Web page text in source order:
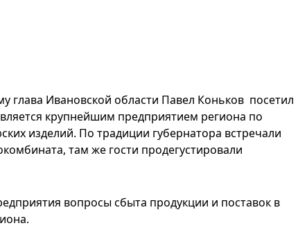
глава Ивановской области Павел Коньков посетил
крупнейшим предприятием региона по
изделий. По традиции губернатора встречали
там же гости продегустировали
вопросы сбыта продукции и поставок в